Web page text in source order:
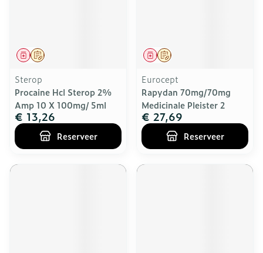
Op voorschrift
Geneesmiddel
Sterop
Procaine Hcl Sterop 2%
Amp 10 X 100mg/ 5ml
€ 13,26
Reserveer
Op voorschrift
Geneesmiddel
Eurocept
Rapydan 70mg/70mg
Medicinale Pleister 2
€ 27,69
Reserveer